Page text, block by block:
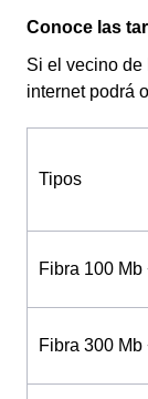
Conoce las
Si el vecino de
internet podrá
Tipos
Fibra 100 Mb
Fibra 300 Mb